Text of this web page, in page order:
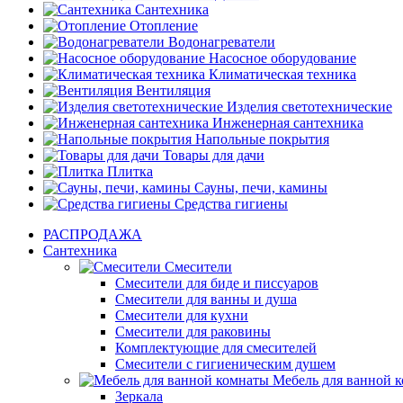
Сантехника
Отопление
Водонагреватели
Насосное оборудование
Климатическая техника
Вентиляция
Изделия светотехнические
Инженерная сантехника
Напольные покрытия
Товары для дачи
Плитка
Сауны, печи, камины
Средства гигиены
РАСПРОДАЖА
Сантехника
Смесители
Смесители для биде и писсуаров
Смесители для ванны и душа
Смесители для кухни
Смесители для раковины
Комплектующие для смесителей
Смесители с гигиеническим душем
Мебель для ванной
Зеркала